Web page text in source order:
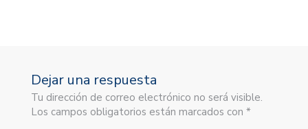
Dejar una respuesta
Tu dirección de correo electrónico no será visible.
Los campos obligatorios están marcados con *